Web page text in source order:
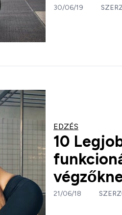
30/06/19
EDZÉS
10
21/06/18